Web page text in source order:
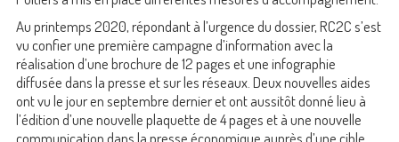
Au printemps 2020, répondant à l’urgence du dossier, RC2C s’est
vu confier une première campagne d’information avec la
réalisation d’une brochure de 12 pages et une infographie
diffusée dans la presse et sur les réseaux. Deux nouvelles aides
ont vu le jour en septembre dernier et ont aussitôt donné lieu à
l’édition d’une nouvelle plaquette de 4 pages et à une nouvelle
communication dans la presse économique auprès d’une cible